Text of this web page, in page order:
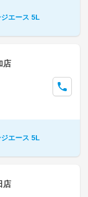
エース 5L
店
エース 5L
店